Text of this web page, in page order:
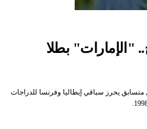
"الإمارات" بطلا
متسابق يحرز سباقي إيطاليا وفرنسا للدراجات